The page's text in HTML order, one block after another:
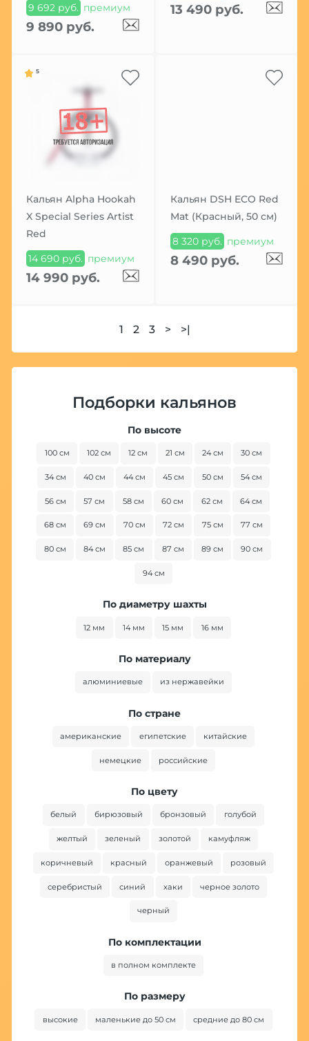
9 692 руб. премиум
9 890 руб.
13 490 руб.
5
Кальян Alpha Hookah
X Special Series Artist
Red
14 690 руб. премиум
14 990 руб.
Кальян DSH ECO Red
Mat (Красный, 50 см)
8 320 руб. премиум
8 490 руб.
1 2 3 > >|
Подборки кальянов
По высоте
100 см 102 см 12 см 21 см 24 см 30 см
34 см 40 см 44 см 45 см 50 см 54 см
56 см 57 см 58 см 60 см 62 см 64 см
68 см 69 см 70 см 72 см 75 см 77 см
80 см 84 см 85 см 87 см 89 см 90 см
94 см
По диаметру шахты
12 мм 14 мм 15 мм 16 мм
По материалу
алюминиевые из нержавейки
По стране
американские египетские китайские
немецкие российские
По цвету
белый бирюзовый бронзовый голубой
желтый зеленый золотой камуфляж
коричневый красный оранжевый розовый
серебристый синий хаки черное золото
черный
По комплектации
в полном комплекте
По размеру
высокие маленькие до 50 см средние до 80 см